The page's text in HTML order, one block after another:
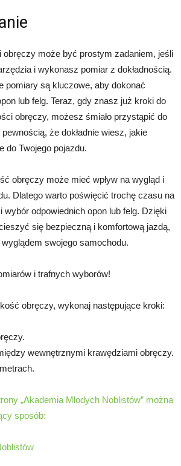
obręczy może być prostym zadaniem, jeśli
i wykonasz pomiar z dokładnością.
pomiary są kluczowe, aby dokonać
lub felg. Teraz, gdy znasz już kroki do
obręczy, możesz śmiało przystąpić do
że dokładnie wiesz, jakie
do Twojego pojazdu.
obręczy może mieć wpływ na wygląd i
Dlatego warto poświęcić trochę czasu na
wybór odpowiednich opon lub felg. Dzięki
się bezpieczną i komfortową jazdą,
swojego samochodu.
i trafnych wyborów!
obręczy, wykonaj następujące kroki:
wewnętrznymi krawędziami obręczy.
„Akademia Młodych Noblistów” można
sposób: